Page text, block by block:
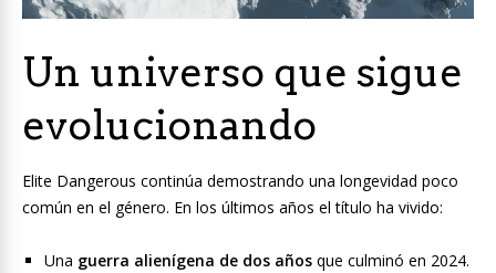
Un universo que sigue
evolucionando
Elite Dangerous continúa demostrando una longevidad poco
común en el género. En los últimos años el título ha vivido:
Una guerra alienígena de dos años que culminó en 2024.